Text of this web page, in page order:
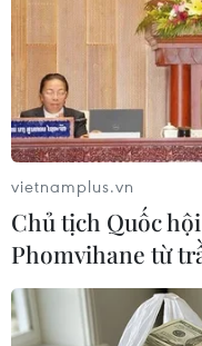
canô. (Ảnh:
vietnamplus.vn
Chủ tịch Quốc
Phomvihane từ